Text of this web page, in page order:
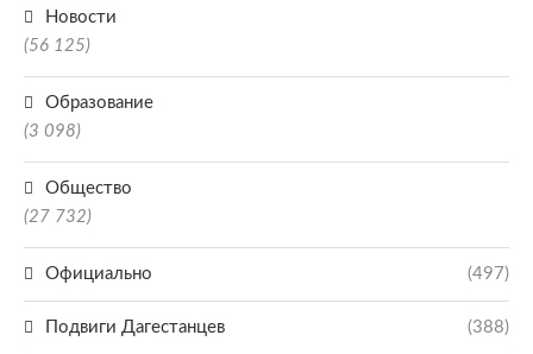
Новости
(56 125)
Образование
(3 098)
Общество
(27 732)
Официально (497)
Подвиги Дагестанцев (388)